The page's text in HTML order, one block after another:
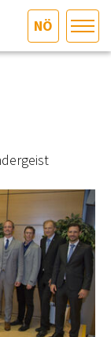
NÖ